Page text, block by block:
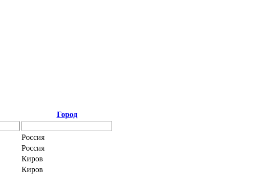
Город
Россия
Россия
Киров
Киров